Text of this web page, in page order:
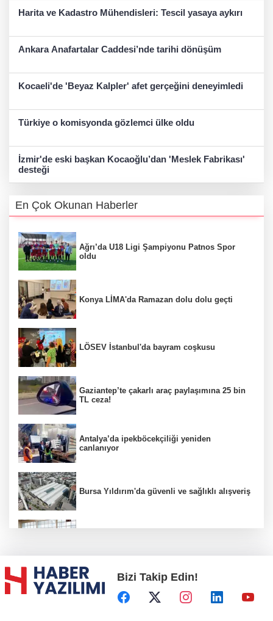
Harita ve Kadastro Mühendisleri: Tescil yasaya aykırı
Ankara Anafartalar Caddesi’nde tarihi dönüşüm
Kocaeli'de 'Beyaz Kalpler' afet gerçeğini deneyimledi
Türkiye o komisyonda gözlemci ülke oldu
İzmir'de eski başkan Kocaoğlu’dan 'Meslek Fabrikası'
desteği
En Çok Okunan Haberler
Ağrı’da U18 Ligi Şampiyonu Patnos Spor
oldu
Konya LİMA'da Ramazan dolu dolu geçti
LÖSEV İstanbul'da bayram coşkusu
Gaziantep’te çakarlı araç paylaşımına 25 bin
TL ceza!
Antalya’da ipekböcekçiliği yeniden
canlanıyor
Bursa Yıldırım'da güvenli ve sağlıklı alışveriş
Başkent'in göletlerinde temizlik ve bakım
sürüyor
Bizi Takip Edin!